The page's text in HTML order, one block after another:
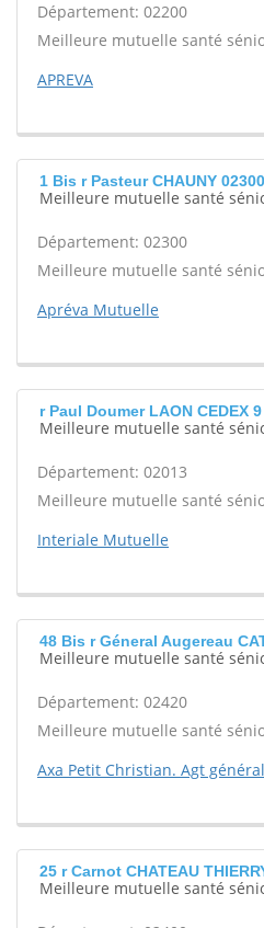
Département: 02200
Meilleure mutuelle santé
APREVA
1 Bis r Pasteur CHAUNY 02300
Meilleure mutuelle santé
Département: 02300
Meilleure mutuelle santé
Apréva Mutuelle
r Paul Doumer LAON CEDEX
Meilleure mutuelle santé
Département: 02013
Meilleure mutuelle santé
Interiale Mutuelle
48 Bis r Géneral Augereau
Meilleure mutuelle santé
Département: 02420
Meilleure mutuelle santé
Axa Petit Christian. Agt général
25 r Carnot CHATEAU
Meilleure mutuelle santé